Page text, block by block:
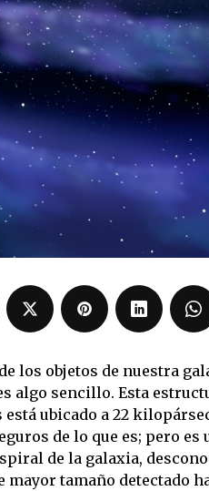
los objetos de nuestra
algo sencillo. Esta
ubicado a 22
de lo que es; pero es
de la galaxia,
mayor tamaño detectado